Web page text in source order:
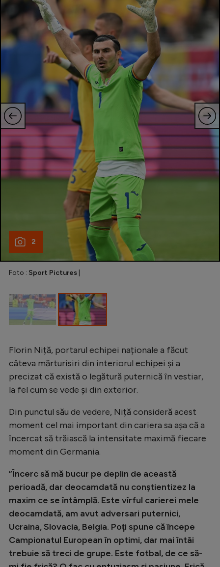
Ciclism
Alte sporturi
JO 2024
JO 2026
Intră în cont
Creează cont
2
Foto : Sport Pictures
Florin Niță, portarul echipei naționale a făcut
câteva mărturisiri din interiorul echipei și a
precizat că există o legătură puternică în vestiar,
la fel cum se vede și din exterior.
Din punctul său de vedere, Niță consideră acest
moment cel mai important din cariera sa așa că a
încercat să trăiască la intensitate maximă fiecare
moment din Germania.
”Încerc să mă bucur pe deplin de această
perioadă, dar deocamdată nu conştientizez la
maxim ce se întâmplă. Este vîrful carierei mele
deocamdată, am avut adversari puternici,
Ucraina, Slovacia, Belgia. Poţi spune că începe
Campionatul European în optimi, dar mai întâi
trebuie să treci de grupe. Este fotbal, de ce să-